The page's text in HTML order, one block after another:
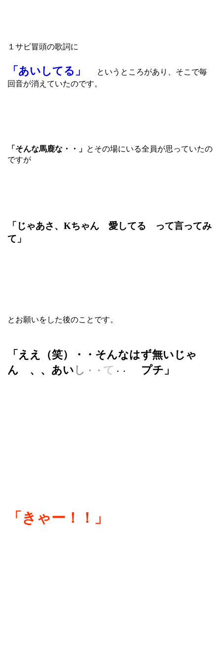
１サビ冒頭の歌詞に
「あいしてる」
というところがあり、そこで毎
回音が消えていたのです。
「そんな馬鹿な・・」 とその場にいる全員が思っていたの
ですが
「じゃあさ、Kちゃん 愛してる って言ってみ
て」
とお願いをした後のことです。
「ええ（笑）・・そんなはず無いじゃ
ん 、、あい し ・・ て ・・ プチ」
「きゃー！！」